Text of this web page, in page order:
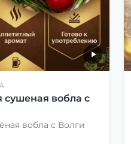
сушеная вобла с
вобла с Волги